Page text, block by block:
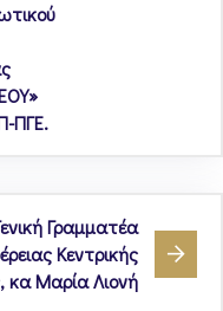
ΠΓΕ.
Γραμματέα
Κεντρικής
κα Μαρία Λιονή